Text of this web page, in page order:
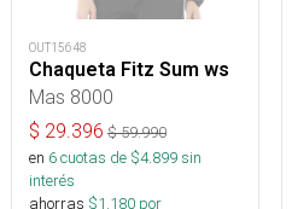
OUT15648
Chaqueta Fitz Sum ws
Mas 8000
$ 29.396 $59.990
en 6cuotas de $4.899sin
interés
ahorras $1.180 por